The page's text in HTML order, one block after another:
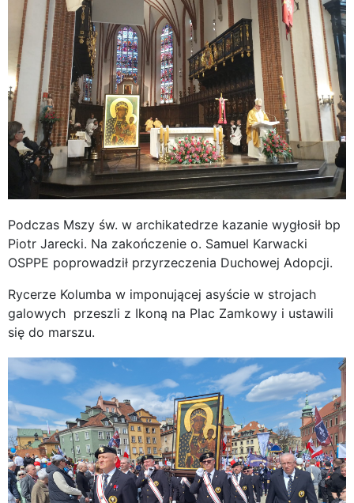
Podczas Mszy św. w archikatedrze kazanie wygłosił bp
Piotr Jarecki. Na zakończenie o. Samuel Karwacki
OSPPE poprowadził przyrzeczenia Duchowej Adopcji.
Rycerze Kolumba w imponującej asyście w strojach
galowych przeszli z Ikoną na Plac Zamkowy i ustawili
się do marszu.